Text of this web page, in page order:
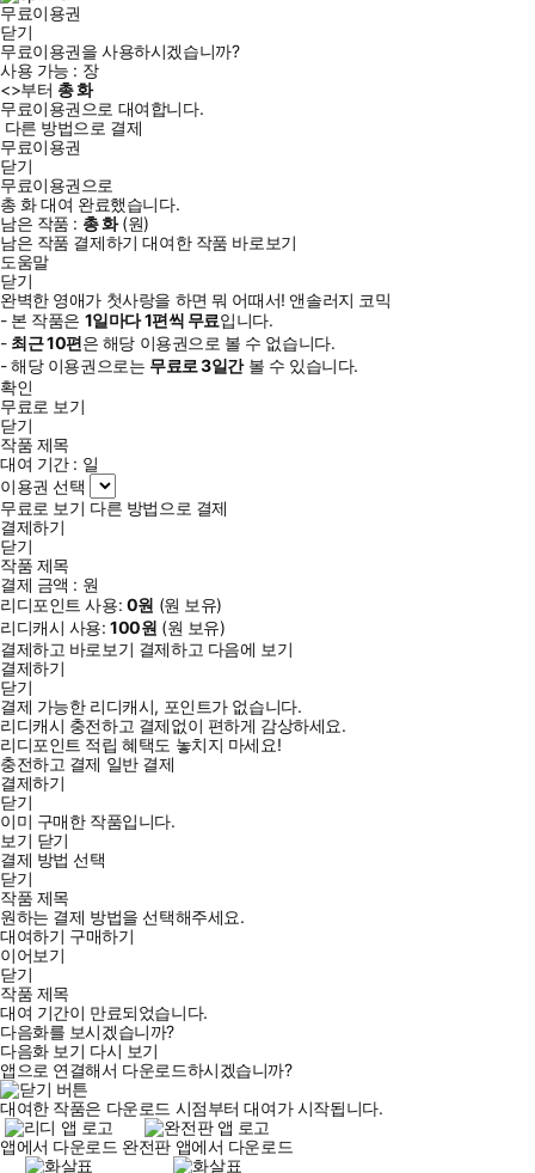
무료이용권
닫기
무료이용권을 사용하시겠습니까?
사용 가능 : 장
<>부터 총화
무료이용권으로 대여합니다.
다른 방법으로 결제
무료이용권
닫기
무료이용권으로
총 화대여 완료했습니다.
남은 작품 : 총화(원)
남은 작품 결제하기 대여한 작품 바로보기
도움말
닫기
완벽한 영애가 첫사랑을 하면 뭐 어때서! 앤솔러지 코믹
- 본 작품은 1일마다1편씩 무료입니다.
- 최근10편은 해당 이용권으로 볼 수 없습니다.
- 해당 이용권으로는 무료로3일간볼 수 있습니다.
확인
무료로 보기
닫기
작품 제목
대여 기간 : 일
이용권 선택
무료로 보기 다른 방법으로 결제
결제하기
닫기
작품 제목
결제 금액 : 원
리디포인트 사용: 0원 (원 보유)
리디캐시 사용:100원 (원 보유)
결제하고 바로보기 결제하고 다음에 보기
결제하기
닫기
결제 가능한 리디캐시, 포인트가 없습니다.
리디캐시 충전하고 결제없이 편하게 감상하세요.
리디포인트 적립 혜택도 놓치지 마세요!
충전하고 결제 일반 결제
결제하기
닫기
이미 구매한 작품입니다.
보기 닫기
결제 방법 선택
닫기
작품 제목
원하는 결제 방법을 선택해주세요.
대여하기 구매하기
이어보기
닫기
작품 제목
대여 기간이 만료되었습니다.
다음화를 보시겠습니까?
다음화 보기 다시 보기
앱으로 연결해서 다운로드하시겠습니까?
대여한 작품은 다운로드 시점부터 대여가 시작됩니다.
앱에서 다운로드 완전판 앱에서 다운로드